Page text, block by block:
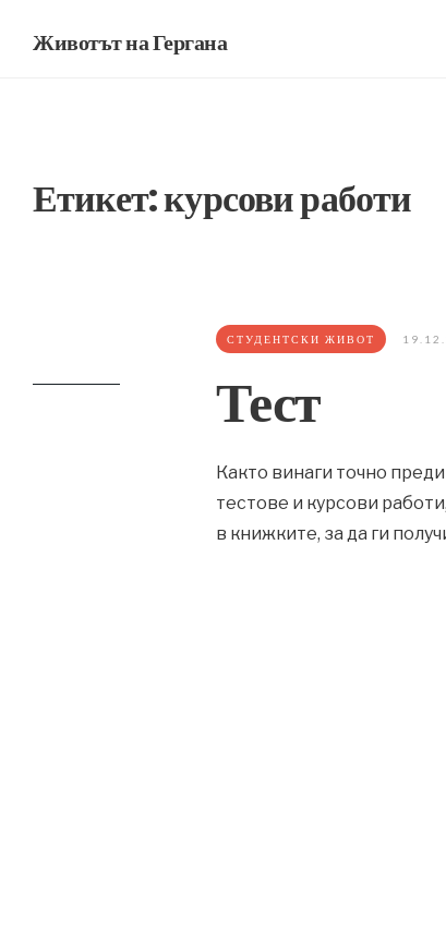
Животът на Гергана
Етикет:курсови работи
СТУДЕНТСКИ ЖИВОТ
Тест
Както винаги точно
тестове и курсови
в книжките, за да ги